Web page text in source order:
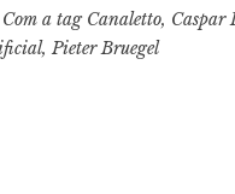
Com a tag Canaletto, Caspar
,Pieter Bruegel